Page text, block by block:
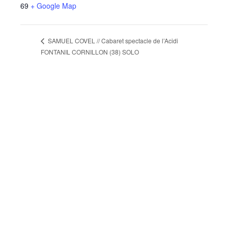
69 + Google Map
SAMUEL COVEL // Cabaret spectacle de l’Acidi
FONTANIL CORNILLON (38) SOLO